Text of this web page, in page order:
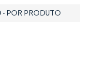
POR PRODUTO